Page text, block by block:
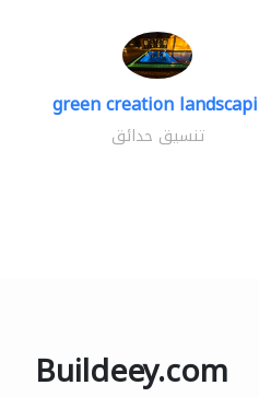
green creation
تنسيق حدائق
Buildeey.com